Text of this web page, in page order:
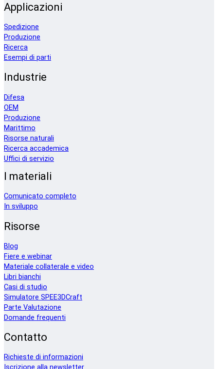
Applicazioni
Spedizione
Produzione
Ricerca
Esempi di parti
Industrie
Difesa
OEM
Produzione
Marittimo
Risorse naturali
Ricerca accademica
Uffici di servizio
I materiali
Comunicato completo
In sviluppo
Risorse
Blog
Fiere e webinar
Materiale collaterale e video
Libri bianchi
Casi di studio
Simulatore SPEE3DCraft
Parte Valutazione
Domande frequenti
Contatto
Richieste di informazioni